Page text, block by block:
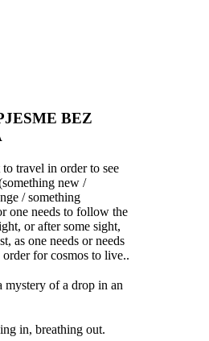
BEZ
to travel in order to see
new /
/ something
one needs to follow the
or after some sight,
as one needs or needs
for cosmos to live..
mystery of a drop in an
in, breathing out.